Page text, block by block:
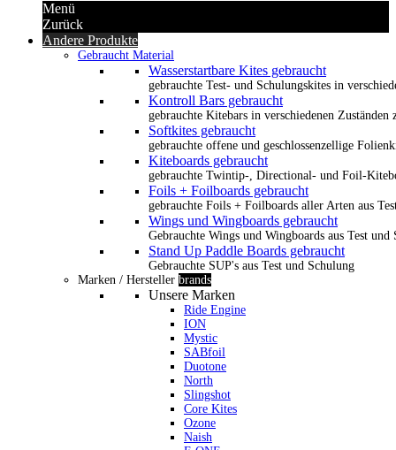
Menü
Zurück
Andere Produkte
Gebraucht Material
Wasserstartbare Kites gebraucht
gebrauchte Test- und Schulungskites in
Kontroll Bars gebraucht
gebrauchte Kitebars in verschiedenen Zuständen
Softkites gebraucht
gebrauchte offene und geschlossenzellige
Kiteboards gebraucht
gebrauchte Twintip-, Directional- und Foil-
Foils + Foilboards gebraucht
gebrauchte Foils + Foilboards aller Arten aus
Wings und Wingboards gebraucht
Gebrauchte Wings und Wingboards aus Test und
Stand Up Paddle Boards gebraucht
Gebrauchte SUP's aus Test und Schulung
Marken / Hersteller brands
Unsere Marken
Ride Engine
ION
Mystic
SABfoil
Duotone
North
Slingshot
Core Kites
Ozone
Naish